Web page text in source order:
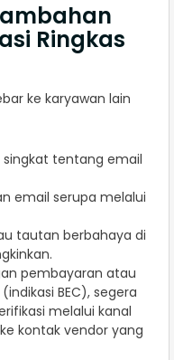
Ringkas
ke karyawan lain
tentang email
email serupa melalui
tautan berbahaya di
pembayaran atau
BEC), segera
melalui kanal
kontak vendor yang